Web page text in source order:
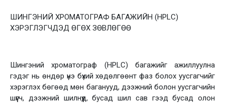
ШИНГЭНИЙ ХРОМАТОГРАФ БАГАЖИЙН (HPLC)
ХЭРЭГЛЭГЧДЭД ӨГӨХ ЗӨВЛӨГӨӨ
Шингэний хроматограф (HPLC) багажийг ажиллуулна
гэдэг нь өндөр үнэ бүхий хөдөлгөөнт фаз болох уусгагчийг
хэрэглэх бөгөөд мөн баганууд, дээжний болон уусгагчийн
шүүгч, дээжний шилнүүд, бусад шил сав гээд бусад олон